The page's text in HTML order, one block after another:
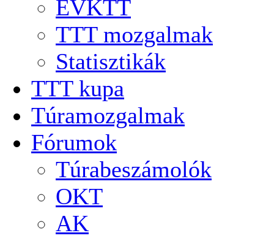
ÉVKTT
TTT mozgalmak
Statisztikák
TTT kupa
Túramozgalmak
Fórumok
Túrabeszámolók
OKT
AK